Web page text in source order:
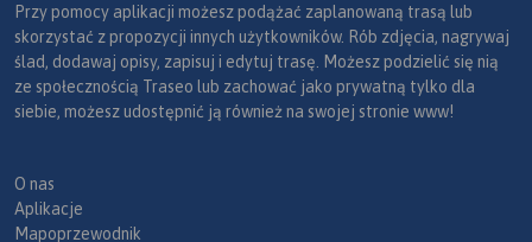
Przy pomocy aplikacji możesz podążać zaplanowaną trasą lub
skorzystać z propozycji innych użytkowników. Rób zdjęcia, nagrywaj
ślad, dodawaj opisy, zapisuj i edytuj trasę. Możesz podzielić się nią
ze społecznością Traseo lub zachować jako prywatną tylko dla
siebie, możesz udostępnić ją również na swojej stronie www!
O nas
Aplikacje
Mapoprzewodnik